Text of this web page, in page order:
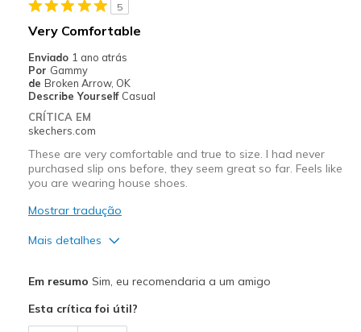
Melhores utilizações
Width
Feels true to width
Sizing
Feels true to size
View On Shoes
5
Very Comfortable
Enviado 1 ano atrás
Por Gammy
de Broken Arrow, OK
Describe Yourself Casual
CRÍTICA EM
skechers.com
These are very comfortable and true to size. I had never
purchased slip ons before, they seem great so far. Feels like
you are wearing house shoes.
Mostrar tradução
Mais detalhes
Breathe Well
Em resumo Sim, eu recomendaria a um amigo
Esta crítica foi útil?